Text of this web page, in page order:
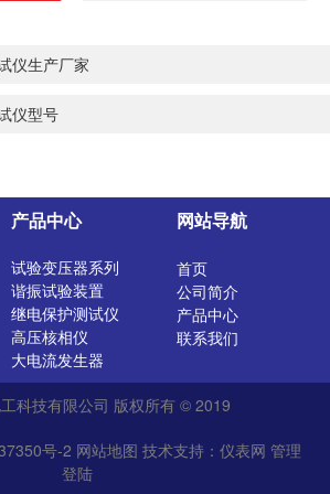
仪生产厂家
仪型号
产品中心
试验变压器系列
谐振试验装置
继电保护测试仪
高压核相仪
大电流发生器
开关特性测试仪
高压发生器
介质损耗测试仪
直流电阻测试仪
网站导航
首页
公司简介
产品中心
联系我们
科技有限公司 版权所有 © 2019
号-2 网站地图 技术支持： 仪表网 管理
登陆